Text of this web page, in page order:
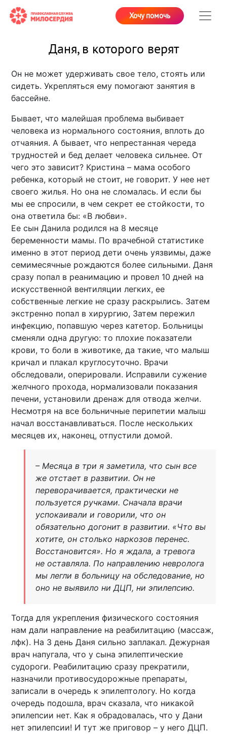
Хочу помочь
Даня, в которого верят
Он не может удерживать свое тело, стоять или
сидеть. Укрепляться ему помогают занятия в
бассейне.
Бывает, что малейшая проблема выбивает
человека из нормального состояния, вплоть до
отчаяния. А бывает, что непрестанная череда
трудностей и бед делает человека сильнее. От
чего это зависит? Кристина – мама особого
ребенка, который не стоит, не говорит. У нее нет
своего жилья. Но она не сломалась. И если бы
мы ее спросили, в чем секрет ее стойкости, то
она ответила бы: «В любви».
Ее сын Данила родился на 8 месяце
беременности мамы. По врачебной статистике
именно в этот период дети очень уязвимы, даже
семимесячные рождаются более сильными. Даня
сразу попал в реанимацию и провел 10 дней на
искусственной вентиляции легких, ее
собственные легкие не сразу раскрылись. Затем
экстренно попал в хирургию, Затем пережил
инфекцию, попавшую через катетор. Больницы
сменяли одна другую: то плохие показатели
крови, то боли в животике, да такие, что малыш
кричал и плакал круглосуточно. Врачи
обследовали, оперировали. Исправили сужение
желчного прохода, нормализовали показания
печени, установили дренаж для отвода желчи.
Несмотря на все больничные перипетии малыш
начал восстанавливаться. После нескольких
месяцев их, наконец, отпустили домой.
– Месяца в три я заметила, что сын все
же отстает в развитии. Он не
переворачивается, практически не
пользуется ручками. Сначала врачи
успокаивали и говорили, что он
обязательно догонит в развитии. «Что вы
хотите, он столько наркозов перенес.
Восстановится». Но я ждала, а тревога
не оставляла. По направлению невролога
мы легли в больницу на обследование, но
оно не выявило ни ДЦП, ни эпилепсию.
Тогда для укрепления физического состояния
нам дали направление на реабилитацию (массаж,
лфк). На 3 день Даня сильно заплакал. Дежурная
врач напугала, что у сына эпилептические
судороги. Реабилитацию сразу прекратили,
назначили противосудорожные препараты,
записали в очередь к эпилептологу. Но когда
очередь подошла, врач сказала, что никакой
эпилепсии нет. Как я обрадовалась, что у Дани
нет эпилепсии! И тут же приговор – у него ДЦП.